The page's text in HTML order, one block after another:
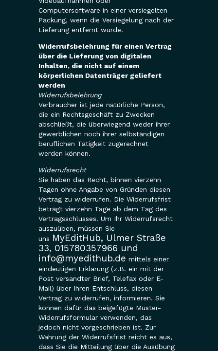
Computersoftware in einer versiegelten
Packung, wenn die Versiegelung nach der
Lieferung entfernt wurde.
Widerrufsbelehrung für einen Vertrag
über die Lieferung von digitalen
Inhalten, die nicht auf einem
körperlichen Datenträger geliefert
werden
Widerrufsbelehrung
Verbraucher ist jede natürliche Person,
die ein Rechtsgeschäft zu Zwecken
abschließt, die überwiegend weder ihrer
gewerblichen noch ihrer selbständigen
beruflichen Tätigkeit zugerechnet
werden können.
Widerrufsrecht
Sie haben das Recht, binnen vierzehn
Tagen ohne Angabe von Gründen diesen
Vertrag zu widerrufen. Die Widerrufsfrist
beträgt vierzehn Tage ab dem Tag des
Vertragsschlusses. Um Ihr Widerrufsrecht
auszuüben, müssen Sie
uns MyEditHub, Ulmer Straße
33, 015780357966 und
info@myedithub.de mittels einer
eindeutigen Erklärung (z.B. ein mit der
Post versandter Brief, Telefax oder E-
Mail) über Ihren Entschluss, diesen
Vertrag zu widerrufen, informieren. Sie
können dafür das beigefügte Muster-
Widerrufsformular verwenden, das
jedoch nicht vorgeschrieben ist. Zur
Wahrung der Widerrufsfrist reicht es aus,
dass Sie die Mitteilung über die Ausübung